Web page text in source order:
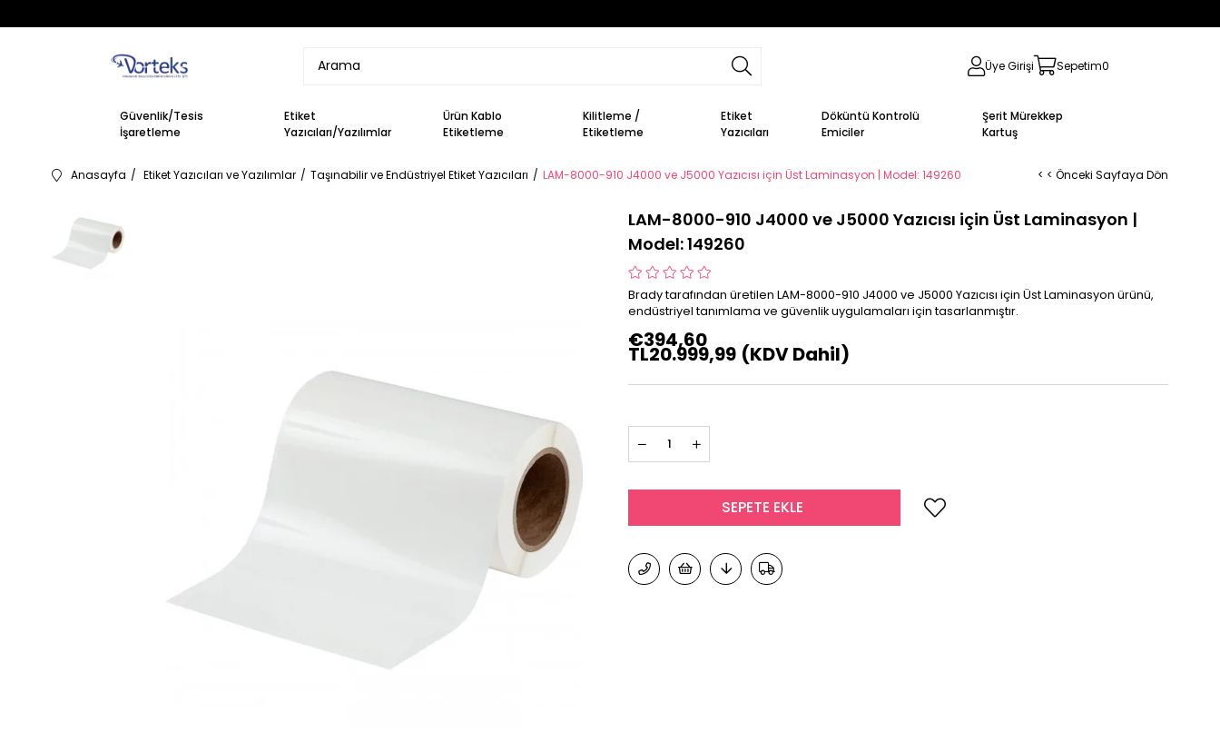
Üye Girişi Sepetim0
Güvenlik/Tesis
İşaretleme
Etiket
Yazıcıları/Yazılımlar
Ürün Kablo
Etiketleme
Kilitleme /
Etiketleme
Etiket
Yazıcıları
Döküntü Kontrolü
Emiciler
Şerit Mürekkep
Kartuş
Anasayfa Etiket Yazıcıları ve Yazılımlar Taşınabilir ve Endüstriyel Etiket Yazıcıları LAM-8000-910 J4000 ve J5000 Yazıcısı için Üst Laminasyon | Model: 149260 < < Önceki Sayfaya Dön
LAM-8000-910 J4000 ve J5000 Yazıcısı için Üst Laminasyon |
Model: 149260
Brady tarafından üretilen LAM-8000-910 J4000 ve J5000 Yazıcısı için Üst Laminasyon ürünü,
endüstriyel tanımlama ve güvenlik uygulamaları için tasarlanmıştır.
€394,60
TL20.999,99 (KDV Dahil)